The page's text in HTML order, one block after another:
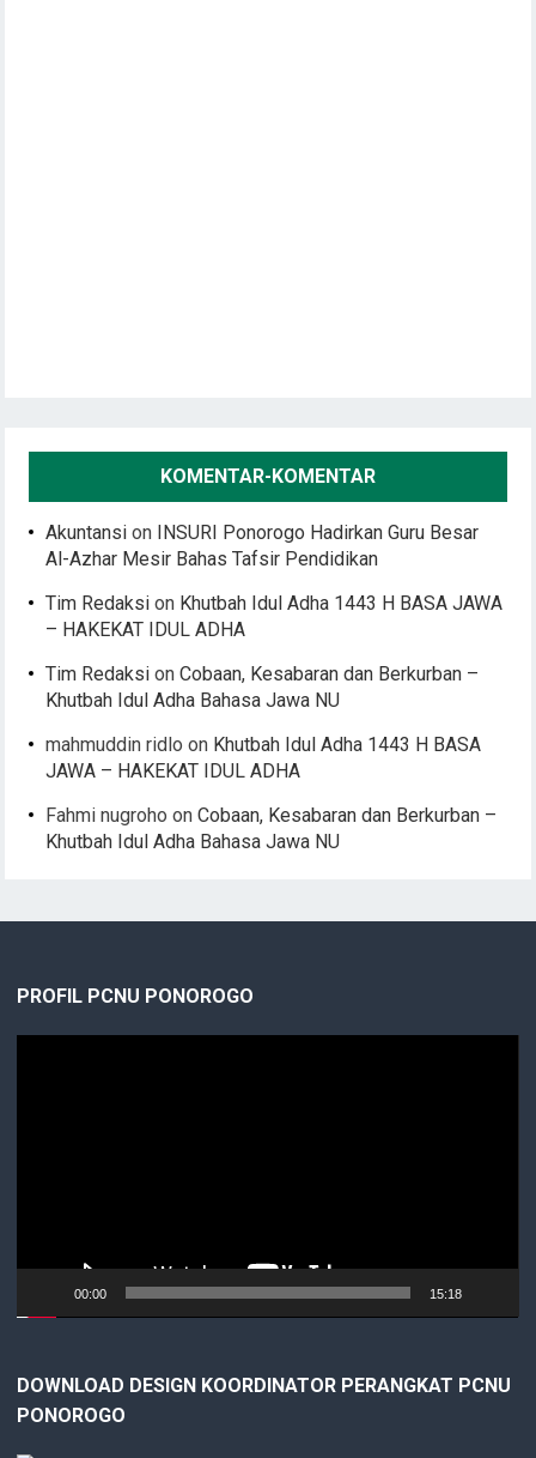
KOMENTAR-KOMENTAR
Akuntansi on INSURI Ponorogo Hadirkan Guru Besar
Al-Azhar Mesir Bahas Tafsir Pendidikan
Tim Redaksi on Khutbah Idul Adha 1443 H BASA JAWA
– HAKEKAT IDUL ADHA
Tim Redaksi onCobaan, Kesabaran dan Berkurban –
Khutbah Idul Adha Bahasa Jawa NU
mahmuddin ridlo on Khutbah Idul Adha 1443 H BASA
JAWA – HAKEKAT IDUL ADHA
Fahmi nugroho onCobaan, Kesabaran dan Berkurban –
Khutbah Idul Adha Bahasa Jawa NU
PROFIL PCNU PONOROGO
00:00 15:18
DOWNLOAD DESIGN KOORDINATOR PERANGKAT PCNU
PONOROGO